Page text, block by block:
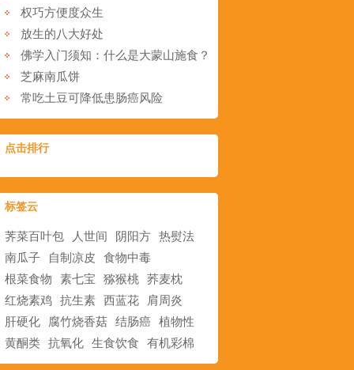
权巧方便度众生
放生的八大好处
佛学入门须知：什么是大蒙山施食？
芝麻南瓜饼
常吃土豆可降低患肠癌风险
点击排行
标签云
荠菜百叶包 人世间 阴阳方 热熨法
南瓜子
自制凉皮
食物中毒
根菜食物
素七宝 猕猴桃 荞麦枕
红烧素鸡 抗生素 西蓝花
肩周炎
肝硬化
腐竹烧香菇 结肠癌 植物性
黄酮类 抗氧化 生食饮食 有机彩棉